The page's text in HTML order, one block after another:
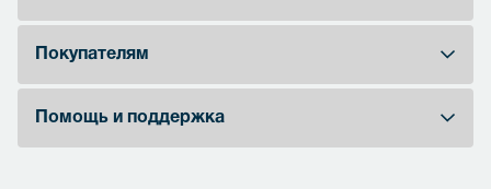
Покупателям
Помощь и поддержка